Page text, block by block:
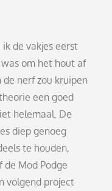
de vakjes eerst
om het hout af
nerf zou kruipen
een goed
helemaal. De
diep genoeg
te houden,
Mod Podge
volgend project